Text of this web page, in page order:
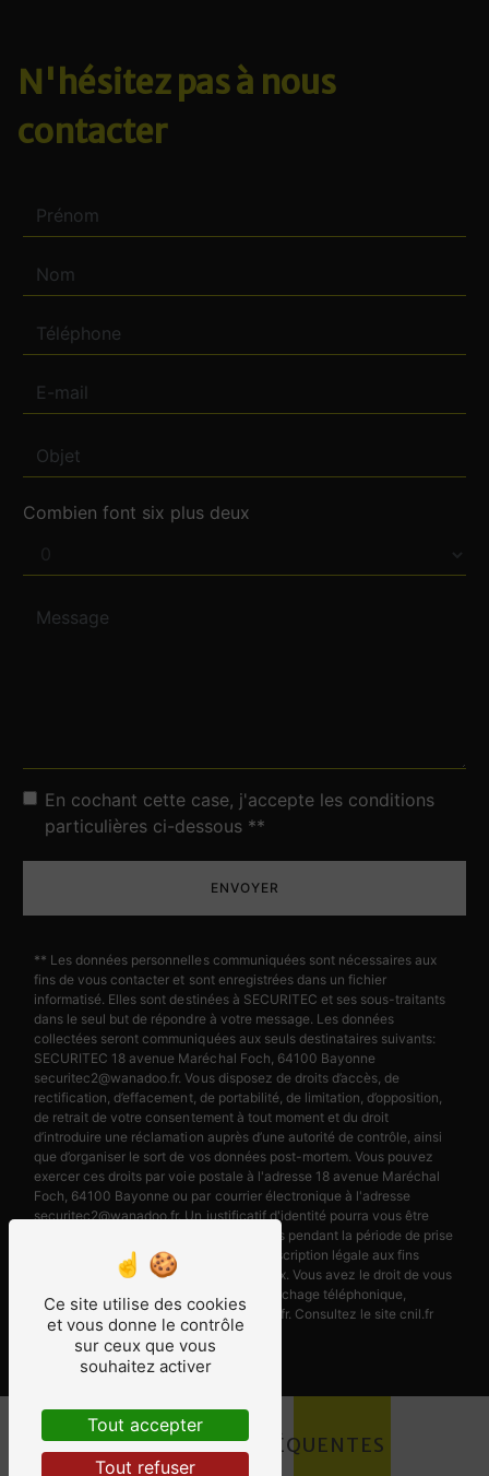
N'hésitez pas à nous
contacter
Combien font six plus deux
En cochant cette case, j'accepte les conditions
particulières ci-dessous **
ENVOYER
** Les données personnelles communiquées sont nécessaires aux
fins de vous contacter et sont enregistrées dans un fichier
informatisé. Elles sont destinées à SECURITEC et ses sous-traitants
dans le seul but de répondre à votre message. Les données
collectées seront communiquées aux seuls destinataires suivants:
SECURITEC 18 avenue Maréchal Foch, 64100 Bayonne
securitec2@wanadoo.fr. Vous disposez de droits d’accès, de
rectification, d’effacement, de portabilité, de limitation, d’opposition,
de retrait de votre consentement à tout moment et du droit
d’introduire une réclamation auprès d’une autorité de contrôle, ainsi
que d’organiser le sort de vos données post-mortem. Vous pouvez
exercer ces droits par voie postale à l'adresse 18 avenue Maréchal
Foch, 64100 Bayonne ou par courrier électronique à l'adresse
securitec2@wanadoo.fr. Un justificatif d'identité pourra vous être
demandé. Nous conservons vos données pendant la période de prise
de contact puis pendant la durée de prescription légale aux fins
probatoires et de gestion des contentieux. Vous avez le droit de vous
inscrire sur la liste d'opposition au démarchage téléphonique,
disponible à cette adresse:Bloctel.gouv.fr. Consultez le site cnil.fr
pour plus d’informations sur vos droits.
RECHERCHES FRÉQUENTES
Ce site utilise des cookies
et vous donne le contrôle
sur ceux que vous
souhaitez activer
Tout accepter
Tout refuser